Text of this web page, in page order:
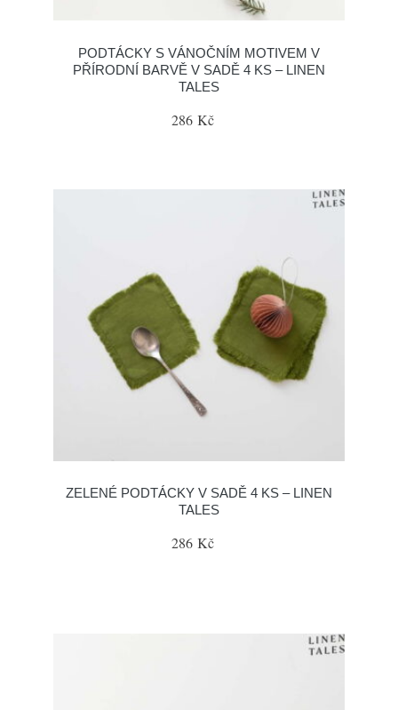
PODTÁCKY S VÁNOČNÍM MOTIVEM V
PŘÍRODNÍ BARVĚ V SADĚ 4 KS – LINEN
TALES
286 Kč
ZELENÉ PODTÁCKY V SADĚ 4 KS – LINEN
TALES
286 Kč